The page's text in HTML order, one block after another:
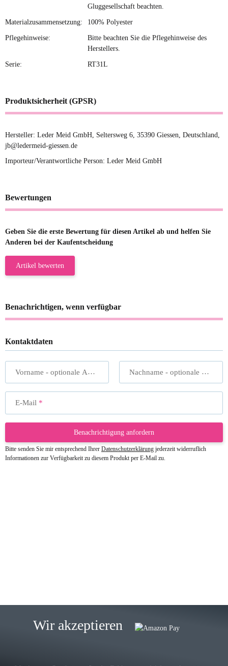
Gluggesellschaft beachten.
Materialzusammensetzung: 100% Polyester
Pflegehinweise:
Bitte beachten Sie die Pflegehinweise des
Herstellers.
Serie: RT31L
Produktsicherheit (GPSR)
Hersteller: Leder Meid GmbH, Seltersweg 6, 35390 Giessen, Deutschland,
jb@ledermeid-giessen.de
Importeur/Verantwortliche Person: Leder Meid GmbH
Bewertungen
Geben Sie die erste Bewertung für diesen Artikel ab und helfen Sie
Anderen bei der Kaufentscheidung
Artikel bewerten
Benachrichtigen, wenn verfügbar
Kontaktdaten
Vorname - optionale Angabe Nachname - optionale Angabe
E-Mail
Benachrichtigung anfordern
Bitte senden Sie mir entsprechend Ihrer Datenschutzerklärung jederzeit widerruflich
Informationen zur Verfügbarkeit zu diesem Produkt per E-Mail zu.
Lieferung, man kann bedenkenlos
Wir akzeptieren